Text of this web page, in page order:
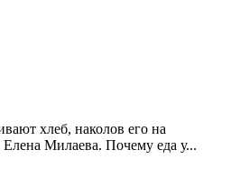
хлеб, наколов его на
Милаева. Почему еда у...